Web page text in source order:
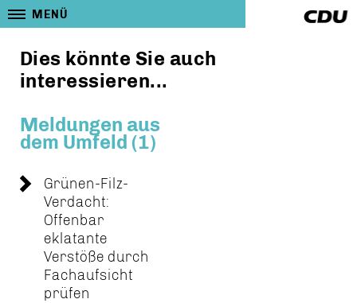
MENÜ
Dies könnte Sie auch
interessieren...
Meldungen aus
dem Umfeld (1)
Grünen-Filz-
Verdacht:
Offenbar
eklatante
Verstöße durch
Fachaufsicht
prüfen